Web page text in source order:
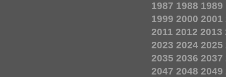
1987 1988 1989
1999 2000 2001
2011 2012 2013
2023 2024 2025
2035 2036 2037
2047 2048 2049